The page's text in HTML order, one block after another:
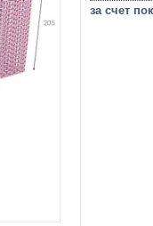
за счет